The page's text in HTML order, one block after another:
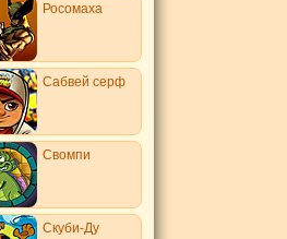
Росомаха
Сабвей серф
Свомпи
Скуби-Ду